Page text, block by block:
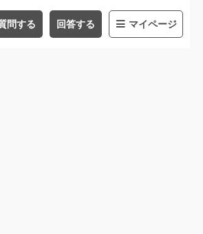
問する 回答する マイページ